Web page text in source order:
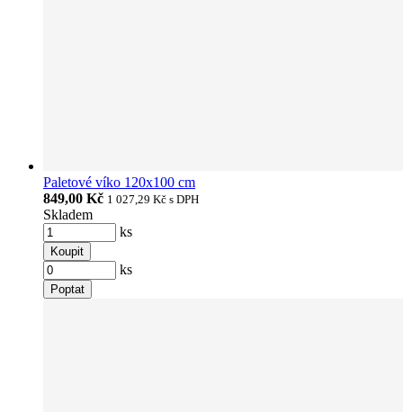
Paletové víko 120x100 cm
849,00 Kč 1 027,29 Kč s DPH
Skladem
ks
Koupit
ks
Poptat